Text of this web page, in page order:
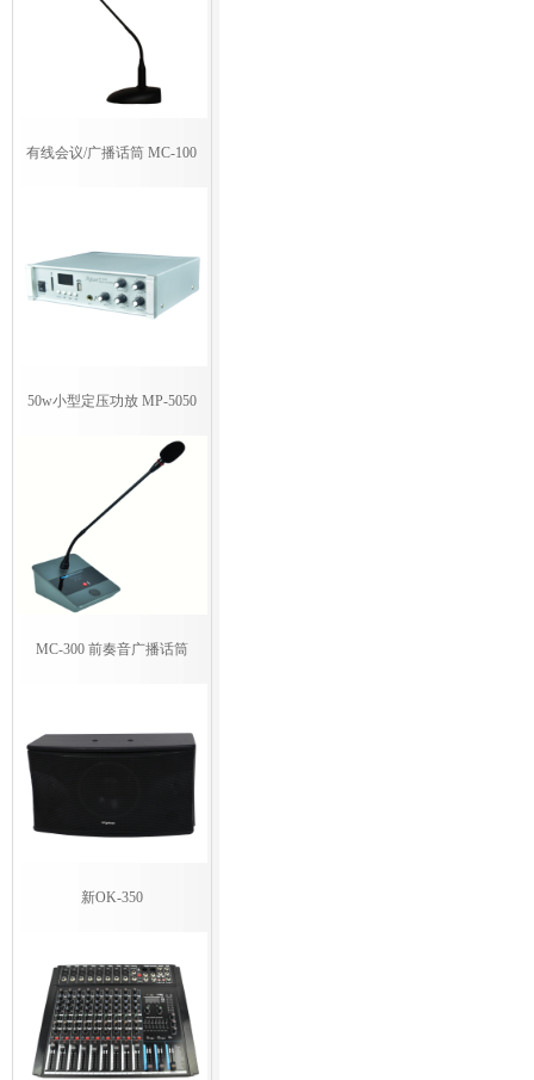
有线会议/广播话筒 MC-100
50w小型定压功放 MP-5050
MC-300 前奏音广播话筒
新OK-350